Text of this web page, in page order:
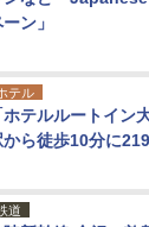
ン」
テル
ホテルルートイン
から徒歩10分に
道